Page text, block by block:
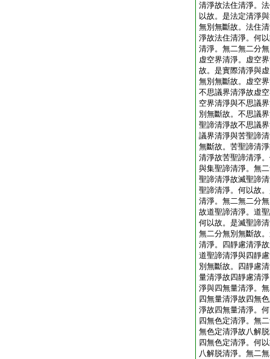
清淨故法住清淨。
以故。是法定清淨
無別無斷故。法住
淨故法住清淨。何
清淨。無二無二分
虚空界清淨。虚空
故。是實際清淨與
無別無斷故。虚空
不思議界清淨故虚
空界清淨與不思議
別無斷故。不思議
聖諦清淨故不思議
議界清淨與苦聖諦
無斷故。苦聖諦清
清淨故苦聖諦清淨
與集聖諦清淨。無
聖諦清淨故滅聖諦
聖諦清淨。何以故
清淨。無二無二分
故道聖諦清淨。道
何以故。是滅聖諦
無二分無別無斷故
清淨。四靜慮清淨
道聖諦清淨與四靜
別無斷故。四靜慮
量清淨故四靜慮清
淨與四無量清淨。
四無量清淨故四無
淨故四無量清淨。
四無色定清淨。無
無色定清淨故八解
四無色定清淨。何
八解脱清淨。無二